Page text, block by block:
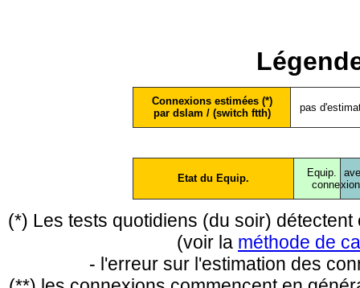
Connexions estimées (*)
par dslam / (switch ftth)
pas
Etat du Equip.
Equip.
conne
(*) Les tests quotidiens (du soir)
(voir la méthode de
- l'erreur sur l'estimation des